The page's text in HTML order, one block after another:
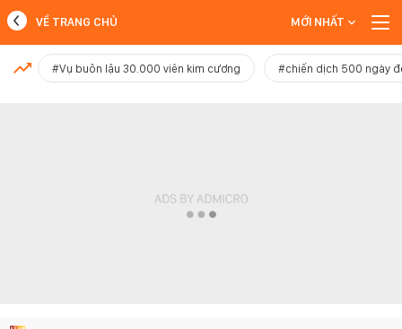
MỚI NHẤT
VỀ TRANG CHỦ MỚI NHẤT
#Vụ buôn lậu 30.000 viên kim cương #chiến dịch 500 ngày